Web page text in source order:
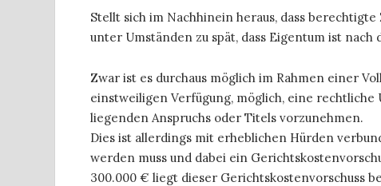
Stellt sich im Nachhinein heraus, dass
unter Umständen zu spät, dass Eigentum ist
Zwar ist es durchaus möglich im Rahmen einer
einstweiligen Verfügung, möglich, eine
liegenden Anspruchs oder Titels vorzunehmen.
Dies ist allerdings mit erheblichen Hürden
werden muss und dabei ein
300.000 € liegt dieser Gerichtskostenvorschuss